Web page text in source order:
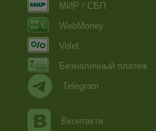
МИР / СБП
WebMoney
Volet
Безналичный платеж
Telegram
Вконтакте